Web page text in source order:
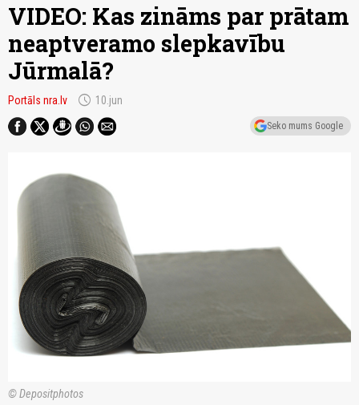
VIDEO: Kas zināms par prātam
neaptveramo slepkavību
Jūrmalā?
Portāls nra.lv schedule 10.jun
Seko mums Google
© Depositphotos